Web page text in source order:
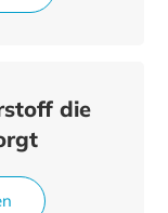
die